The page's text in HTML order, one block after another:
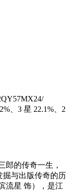
、3 星 22.1%、2
郎的传奇一生，
掘与出版传奇的历
流星 饰），是江